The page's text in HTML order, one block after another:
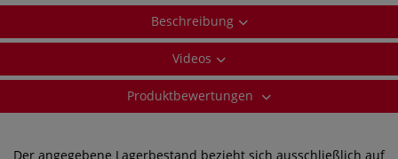
Beschreibung
Videos
Produktbewertungen
Der angegebene Lagerbestand bezieht sich ausschließlich auf